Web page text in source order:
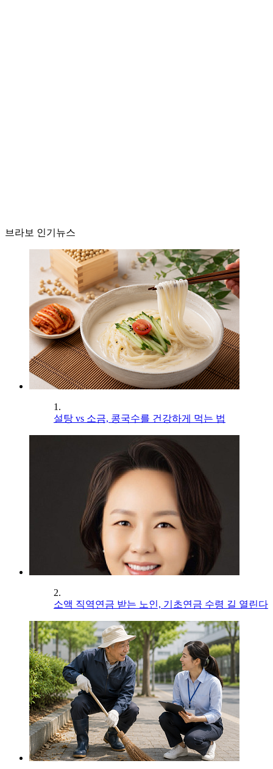
브라보 인기뉴스
1.
설탕 vs 소금, 콩국수를 건강하게 먹는 법
2.
소액 직역연금 받는 노인, 기초연금 수령 길 열린다